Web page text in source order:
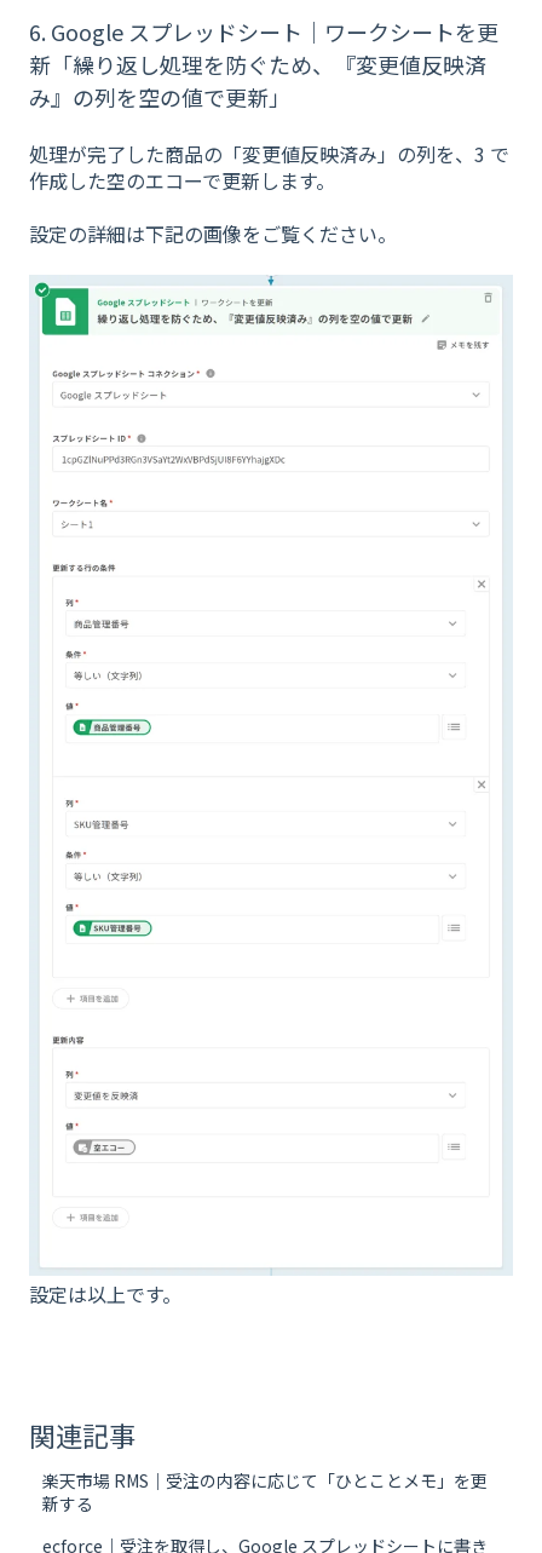
6. Google スプレッドシート｜ワークシートを更
新「繰り返し処理を防ぐため、『変更値反映済
み』の列を空の値で更新」
処理が完了した商品の「変更値反映済み」の列を、3 で
作成した空のエコーで更新します。
設定の詳細は下記の画像をご覧ください。
設定は以上です。
関連記事
楽天市場 RMS｜受注の内容に応じて「ひとことメモ」を更
新する
ecforce｜受注を取得し、Google スプレッドシートに書き